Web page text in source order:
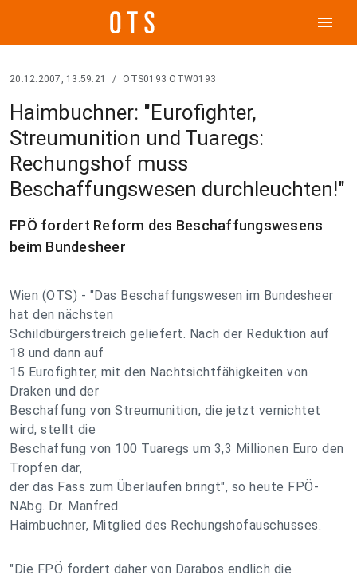
menu
20.12.2007, 13:59:21 / OTS0193 OTW0193
Haimbuchner: "Eurofighter,
Streumunition und Tuaregs:
Rechungshof muss
Beschaffungswesen durchleuchten!"
FPÖ fordert Reform des Beschaffungswesens
beim Bundesheer
Wien (OTS) - "Das Beschaffungswesen im Bundesheer
hat den nächsten
Schildbürgerstreich geliefert. Nach der Reduktion auf
18 und dann auf
15 Eurofighter, mit den Nachtsichtfähigkeiten von
Draken und der
Beschaffung von Streumunition, die jetzt vernichtet
wird, stellt die
Beschaffung von 100 Tuaregs um 3,3 Millionen Euro den
Tropfen dar,
der das Fass zum Überlaufen bringt", so heute FPÖ-
NAbg. Dr. Manfred
Haimbuchner, Mitglied des Rechungshofauschusses.
"Die FPÖ fordert daher von Darabos endlich die